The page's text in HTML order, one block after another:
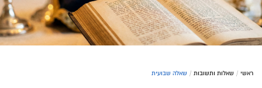
ראשי / שאלות ותשובות / שאלה שבועית